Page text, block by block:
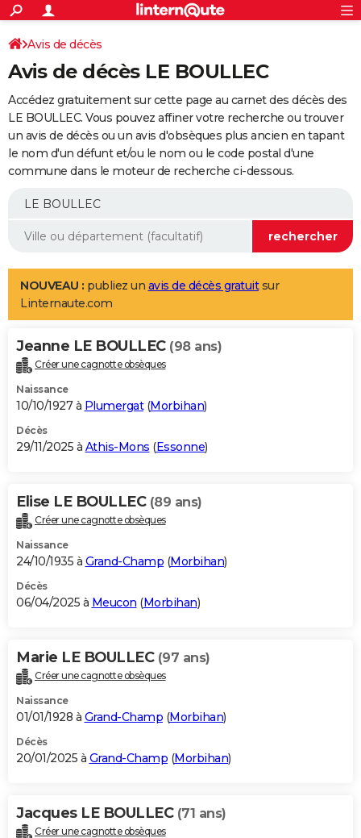
ACTUALITÉS
Politique
Société
Faits Divers
Education
Monde
Villes
+
SPORT
Coupe du monde 2026
Football
Tennis
Cyclisme
Rugby
Forum
Programme TV
TNTStreaming
Cinéma
Sorties cinéma
Musique
+FINANCE
Impôts
Immobilier
Risques naturels par ville
Banque
Assurance
Crédit
AUTO
Essais
Réserver un essai
Citadines
Berlines
SUV
Forum auto
+
Mobiles
Meilleur smartphone
Internet
Ordinateurs
Jeux vidéo
Guide high-tech
Aménagement intérieur
LIFESTYLE
Art de vivre
Bien-être
Loisirs
Mode
Modes de vie
Alimentation
Guide de la santé
Maladies
Médicaments
Sommeil
VOYAGE
Destinations
City break
Voyage nature
Voyage de noces
Forum
Climat
+PHOTO
GUIDES D'ACHAT
BONS PLANS
Carte de Noël
Carte Bonne année
Carte Saint-Valentin
Carte Pâques
Carte d'anniversaire
DICTIONNAIRE
Dictionnaire
Biographies
Citations
Expressions
Proverbes
PROGRAMME TV
S'inscrire
Se connecter
Lycées
Collèges
Primaires
Universités
Entreprises
Service militaire
Avis de recherche
AVIS DE DÉCÈS
Bricolage
Lifestyle
Culture
Sport
Auto
Television
Voyage
Cinema
Avis de décès
Avis de décès LE BOULLEC
Accédez gratuitement sur cette page au carnet des décès des
LE BOULLEC. Vous pouvez affiner votre recherche ou trouver
un avis de décès ou un avis d'obsèques plus ancien en tapant
le nom d'un défunt et/ou le nom ou le code postal d'une
commune dans le moteur de recherche ci-dessous.
NOUVEAU : publiez un avis de décès gratuitsur
Linternaute.com
Jeanne LE BOULLEC (98 ans)
Créer une cagnotte obsèques
Naissance
10/10/1927 à Plumergat(Morbihan)
Décès
29/11/2025 à Athis-Mons (Essonne)
Elise LE BOULLEC (89 ans)
Créer une cagnotte obsèques
Naissance
24/10/1935 à Grand-Champ (Morbihan)
Décès
06/04/2025 à Meucon (Morbihan)
Marie LE BOULLEC (97 ans)
Créer une cagnotte obsèques
Naissance
01/01/1928 à Grand-Champ (Morbihan)
Décès
20/01/2025 à Grand-Champ (Morbihan)
Jacques LE BOULLEC (71 ans)
Créer une cagnotte obsèques